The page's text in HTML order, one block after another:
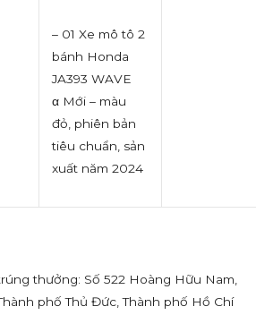
– 01 Xe mô tô 2
bánh Honda
JA393 WAVE
α Mới – màu
đỏ, phiên bản
tiêu chuẩn, sản
xuất năm 2024
thưởng: Số 522 Hoàng Hữu Nam,
phố Thủ Đức, Thành phố Hồ Chí